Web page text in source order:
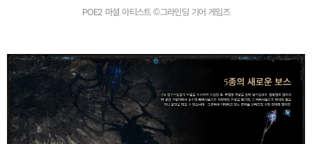
POE2 마셜 아티스트 ©그라인딩 기어 게임즈